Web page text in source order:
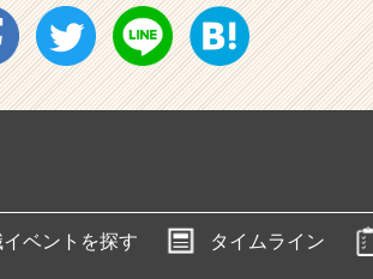
ベントを探す タイムライン